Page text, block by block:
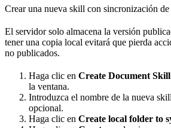
Crear una nueva skill con sincronización de
El servidor solo almacena la versión
tener una copia local evitará que pierda
no publicados.
Haga clic en Create Document Skill
la ventana.
Introduzca el nombre de la nueva
opcional.
Haga clic en Create local folder to